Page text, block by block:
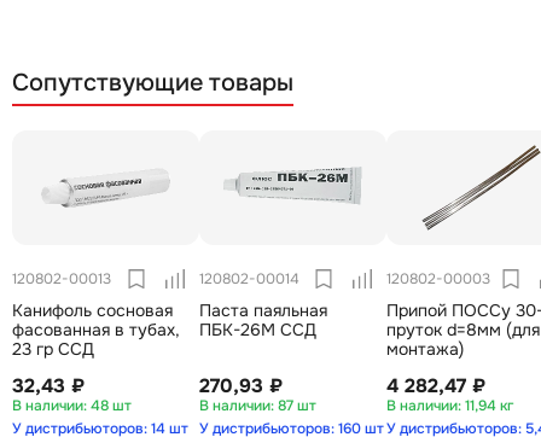
Сопутствующие товары
120802-00013
Канифоль сосновая
фасованная в тубах,
23 гр ССД
32,43 ₽
48 шт
У дистрибьюторов: 14 шт
120802-00014
Паста паяльная
ПБК-26М ССД
270,93 ₽
87 шт
У дистрибьюторов: 160 шт
120802-00003
Припой ПОССу
пруток d=8мм (для
монтажа)
4 282,47 ₽
11,94 кг
У дистрибьюторов: